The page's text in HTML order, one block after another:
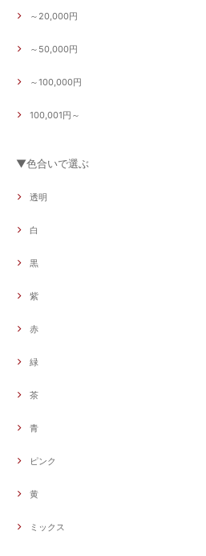
～20,000円
～50,000円
～100,000円
100,001円～
▼色合いで選ぶ
透明
白
黒
紫
赤
緑
茶
青
ピンク
黄
ミックス